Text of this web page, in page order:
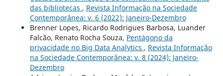
das bibliotecas , Revista Informação na Sociedade
Contemporânea: v. 6 (2022): Janeiro-Dezembro
Brenner Lopes, Ricardo Rodrigues Barbosa, Luander
Falcão, Renato Rocha Souza, Pentágono da
privacidade no Big Data Analytics , Revista Informação
na Sociedade Contemporânea: v. 8 (2024): Janeiro-
Dezembro